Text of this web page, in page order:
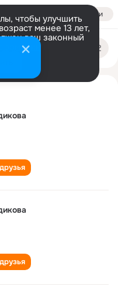
Войти
чтобы улучшить
менее 13 лет,
ваш законный